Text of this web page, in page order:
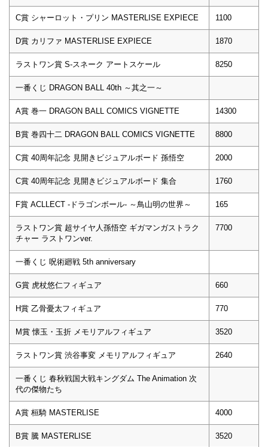
C賞 シャーロット・プリン MASTERLISE EXPIECE 1100
D賞 カリファ MASTERLISE EXPIECE 1870
ラストワン賞 S-スネーク アートスケール 8250
一番くじ DRAGON BALL 40th ～其之一～
A賞 巻一 DRAGON BALL COMICS VIGNETTE 14300
B賞 巻四十二 DRAGON BALL COMICS VIGNETTE 8800
C賞 40周年記念 見開きビジュアルボード 孫悟空 2000
C賞 40周年記念 見開きビジュアルボード 集合 1760
F賞 ACLLECT -ドラゴンボール- ～鳥山明の世界～ 165
ラストワン賞 超サイヤ人孫悟空 ギガマンガストラク
チャー ラストワンver.
7700
一番くじ 呪術廻戦 5th anniversary
G賞 虎杖悠仁フィギュア 660
H賞 乙骨憂太フィギュア 770
M賞 懐玉・玉折 メモリアルフィギュア 3520
ラストワン賞 渋谷事変 メモリアルフィギュア 2640
一番くじ 春秋戦国大戦キングダム The Animation 次
代の傑物たち
A賞 桓騎 MASTERLISE 4000
B賞 騰 MASTERLISE 3520